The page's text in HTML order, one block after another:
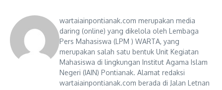
wartaiainpontianak.com merupakan media
daring (online) yang dikelola oleh Lembaga
Pers Mahasiswa (LPM ) WARTA, yang
merupakan salah satu bentuk Unit Kegiatan
Mahasiswa di lingkungan Institut Agama Islam
Negeri (IAIN) Pontianak. Alamat redaksi
wartaiainpontianak.com berada di Jalan Letnan